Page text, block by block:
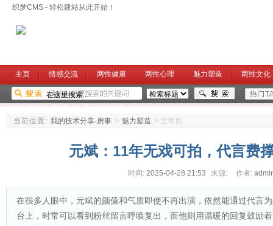
织梦CMS - 轻松建站从此开始！
主页 情感交流 两性健康 两性心理 魅力塑造 两性文化
当前位置: 我的技术分享-房事 > 魅力塑造 > 文章页
元斌：11年无戏可拍，代言费
时间: 2025-04-28 21:53 来源: 作者:
在很多人眼中，元斌的颜值和气质即使不再出演，依然能通过代言
台上，时常可以看到粉丝留言呼唤复出，而他则用温暖的回复鼓励